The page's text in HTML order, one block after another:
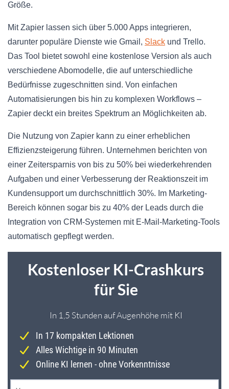
Größe.
Mit Zapier lassen sich über 5.000 Apps integrieren,
darunter populäre Dienste wie Gmail, Slack und Trello.
Das Tool bietet sowohl eine kostenlose Version als auch
verschiedene Abomodelle, die auf unterschiedliche
Bedürfnisse zugeschnitten sind. Von einfachen
Automatisierungen bis hin zu komplexen Workflows –
Zapier deckt ein breites Spektrum an Möglichkeiten ab.
Die Nutzung von Zapier kann zu einer erheblichen
Effizienzsteigerung führen. Unternehmen berichten von
einer Zeitersparnis von bis zu 50% bei wiederkehrenden
Aufgaben und einer Verbesserung der Reaktionszeit im
Kundensupport um durchschnittlich 30%. Im Marketing-
Bereich können sogar bis zu 40% der Leads durch die
Integration von CRM-Systemen mit E-Mail-Marketing-Tools
automatisch gepflegt werden.